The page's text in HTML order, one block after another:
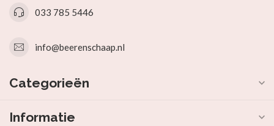
033 785 5446
info@beerenschaap.nl
Categorieën
Informatie